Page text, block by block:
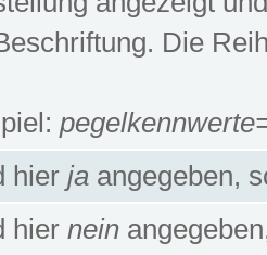
Die
hier ja angegeben,
hier nein